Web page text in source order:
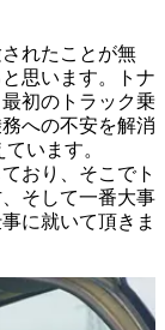
れたことが無
思います。トナ
初のトラック乗
への不安を解消
います。
おり、そこでト
そして一番大事
に就いて頂きま